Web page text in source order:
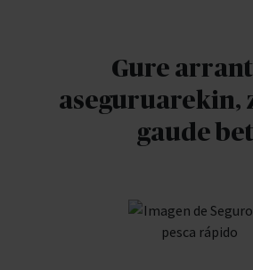
Gure
aseguruarekin,
gaude